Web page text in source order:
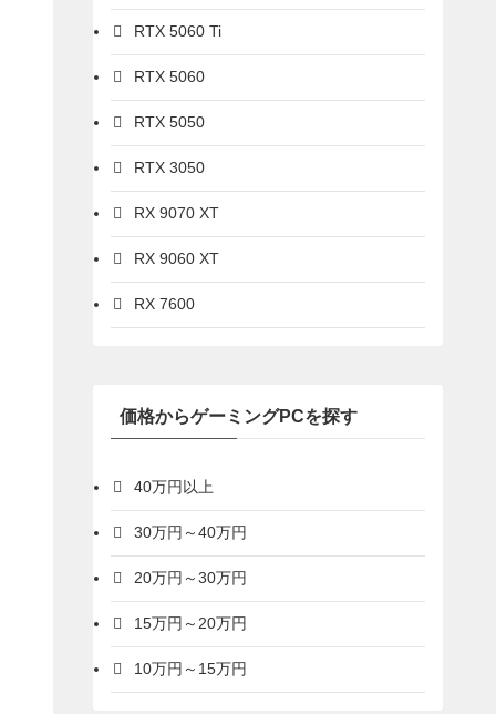
RTX 5060 Ti
RTX 5060
RTX 5050
RTX 3050
RX 9070 XT
RX 9060 XT
RX 7600
価格からゲーミングPCを探す
40万円以上
30万円～40万円
20万円～30万円
15万円～20万円
10万円～15万円